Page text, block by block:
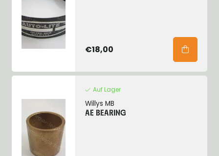
€18,00
Auf Lager
Willys MB
AE BEARING